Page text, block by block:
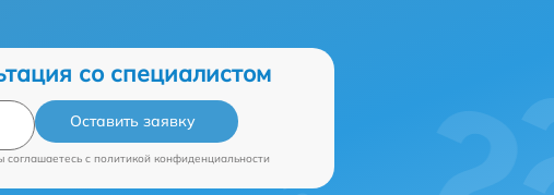
со специалистом
Оставить заявку
соглашаетесь c политикой конфиденциальности